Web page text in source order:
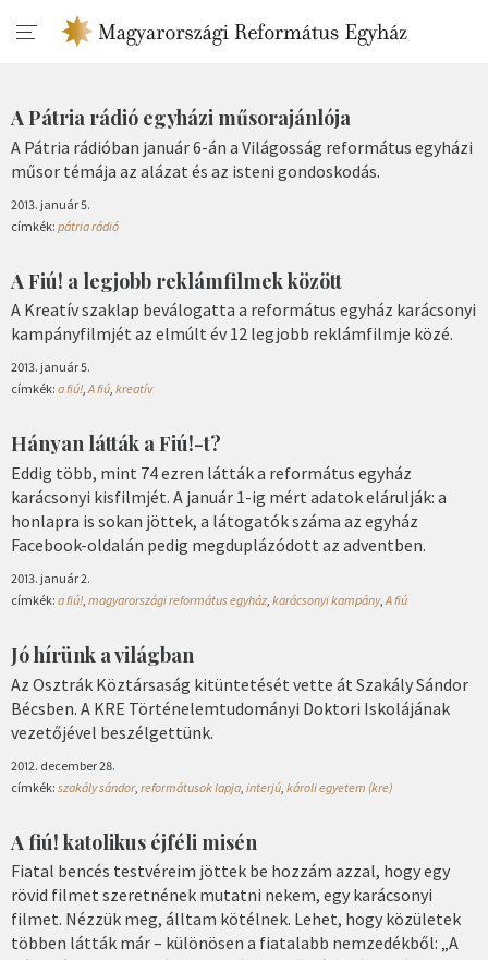
A Pátria rádió egyházi műsorajánlója
A Pátria rádióban január 6-án a Világosság református egyházi
műsor témája az alázat és az isteni gondoskodás.
2013. január 5.
címkék: pátria rádió
A Fiú! a legjobb reklámfilmek között
A Kreatív szaklap beválogatta a református egyház karácsonyi
kampányfilmjét az elmúlt év 12 legjobb reklámfilmje közé.
2013. január 5.
címkék: a fiú!,A fiú, kreatív
Hányan látták a Fiú!-t?
Eddig több, mint 74 ezren látták a református egyház
karácsonyi kisfilmjét. A január 1-ig mért adatok elárulják: a
honlapra is sokan jöttek, a látogatók száma az egyház
Facebook-oldalán pedig megduplázódott az adventben.
2013. január 2.
címkék: a fiú!, magyarországi református egyház, karácsonyi kampány,A fiú
Jó hírünk a világban
Az Osztrák Köztársaság kitüntetését vette át Szakály Sándor
Bécsben. A KRE Történelemtudományi Doktori Iskolájának
vezetőjével beszélgettünk.
2012. december 28.
címkék: szakály sándor, reformátusok lapja interjú károli egyetem (kre)
A fiú! katolikus éjféli misén
Fiatal bencés testvéreim jöttek be hozzám azzal, hogy egy
rövid filmet szeretnének mutatni nekem, egy karácsonyi
filmet. Nézzük meg, álltam kötélnek. Lehet, hogy közületek
többen látták már – különösen a fiatalabb nemzedékből: „A